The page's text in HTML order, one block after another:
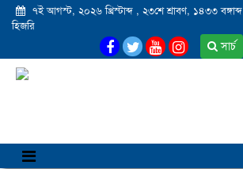
৭ই আগস্ট, ২০২৬ খ্রিস্টাব্দ , ২৩শে শ্রাবণ, ১৪৩৩ বঙ্গাব্দ
হিজরি
সার্চ